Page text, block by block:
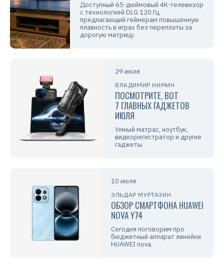
Доступный 65-дюймовый 4K-телевизор
с технологией DLG 120 Гц,
предлагающий геймерам повышенную
плавность в играх без переплаты за
дорогую матрицу.
29 июля
ВЛАДИМИР НИМИН
ПОСМОТРИТЕ, ВОТ
7 ГЛАВНЫХ ГАДЖЕТОВ
ИЮЛЯ
Умный матрас, ноутбук,
видеорегистратор и другие
гаджеты.
10 июля
ЭЛЬДАР МУРТАЗИН
ОБЗОР СМАРТФОНА HUAWEI
NOVA Y74
Сегодня поговорим про
бюджетный аппарат линейки
HUAWEI nova.